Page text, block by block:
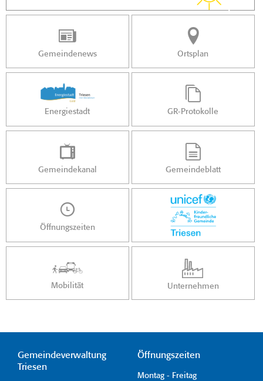
Gemeindenews Ortsplan
Energiestadt GR-Protokolle
Gemeindekanal Gemeindeblatt
Öffnungszeiten
Mobilität Unternehmen
Gemeindeverwaltung
Triesen
Öffnungszeiten
Montag - Freitag